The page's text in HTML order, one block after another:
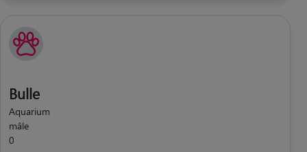
Bulle
Aquarium
mâle
0